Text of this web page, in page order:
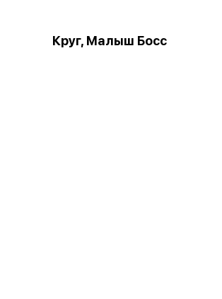
Круг, Малыш Босс